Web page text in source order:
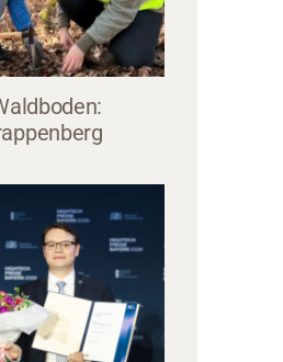
Gleise in der Nähe der Hochschule
ist ein Bahnsteig. Unter einem
von Bewegung und Reisen.